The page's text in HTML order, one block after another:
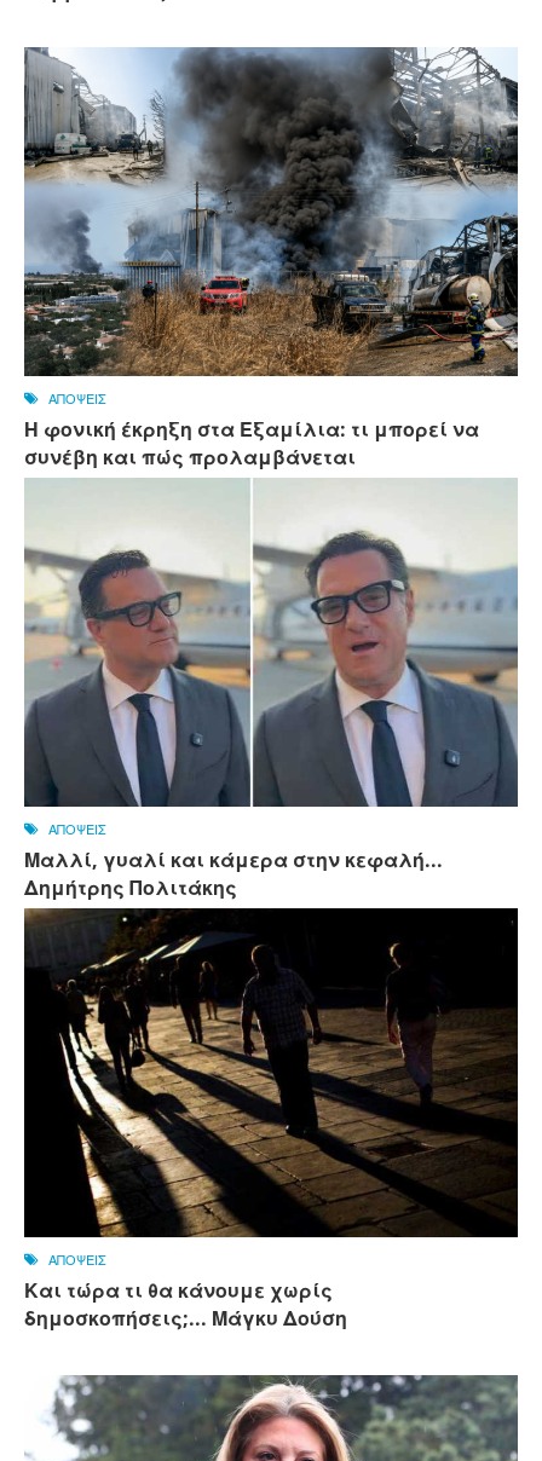
ΑΠΟΨΕΙΣ
Η φονική έκρηξη στα Εξαμίλια: τι μπορεί να
συνέβη και πώς προλαμβάνεται
ΑΠΟΨΕΙΣ
Μαλλί, γυαλί και κάμερα στην κεφαλή...
Δημήτρης Πολιτάκης
ΑΠΟΨΕΙΣ
Και τώρα τι θα κάνουμε χωρίς
δημοσκοπήσεις;... Μάγκυ Δούση